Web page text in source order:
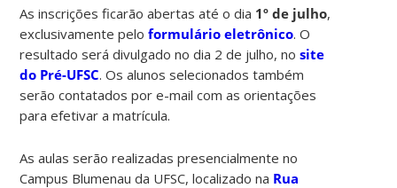
As inscrições ficarão abertas até o dia 1º de julho,
exclusivamente peloformulário eletrônico. O
resultado será divulgado no dia 2 de julho, nosite
do Pré-UFSC. Os alunos selecionados também
serão contatados por e-mail com as orientações
para efetivar a matrícula.
As aulas serão realizadas presencialmente no
Campus Blumenau da UFSC, localizado na Rua